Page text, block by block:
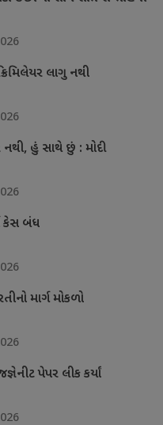
લાગુ નથી
હું સાથે છું : મોદી
કેસ બંધ
માર્ગ મોકળો
પેપર લીક કર્યાં